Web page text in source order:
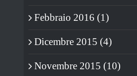
Febbraio 2016 (1)
Dicembre 2015 (4)
Novembre 2015 (10)